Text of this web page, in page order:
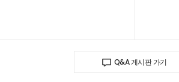
Q&A 게시판 가기